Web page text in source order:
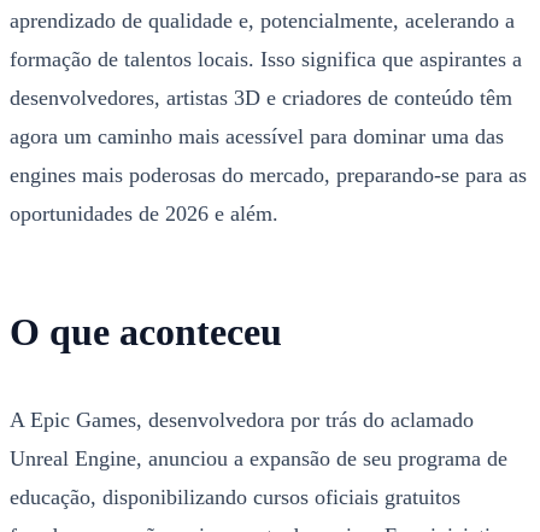
aprendizado de qualidade e, potencialmente, acelerando a
formação de talentos locais. Isso significa que aspirantes a
desenvolvedores, artistas 3D e criadores de conteúdo têm
agora um caminho mais acessível para dominar uma das
engines mais poderosas do mercado, preparando-se para as
oportunidades de 2026 e além.
O que aconteceu
A Epic Games, desenvolvedora por trás do aclamado
Unreal Engine, anunciou a expansão de seu programa de
educação, disponibilizando cursos oficiais gratuitos